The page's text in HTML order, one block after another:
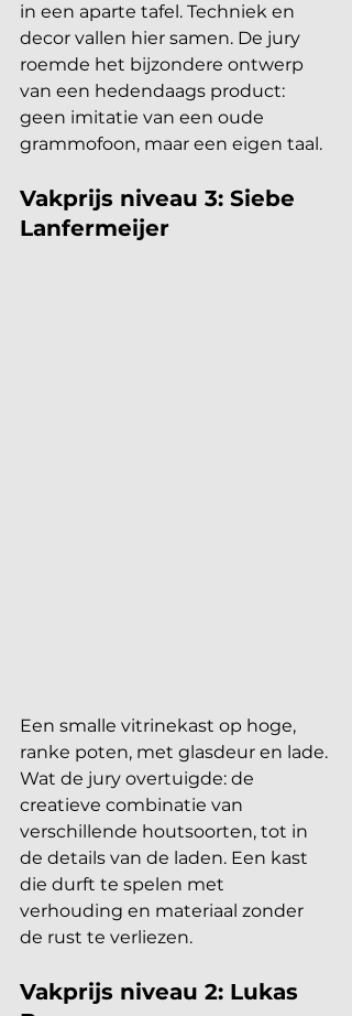
in een aparte tafel. Techniek en
decor vallen hier samen. De jury
roemde het bijzondere ontwerp
van een hedendaags product:
geen imitatie van een oude
grammofoon, maar een eigen taal.
Vakprijs niveau 3: Siebe
Lanfermeijer
Een smalle vitrinekast op hoge,
ranke poten, met glasdeur en lade.
Wat de jury overtuigde: de
creatieve combinatie van
verschillende houtsoorten, tot in
de details van de laden. Een kast
die durft te spelen met
verhouding en materiaal zonder
de rust te verliezen.
Vakprijs niveau 2: Lukas